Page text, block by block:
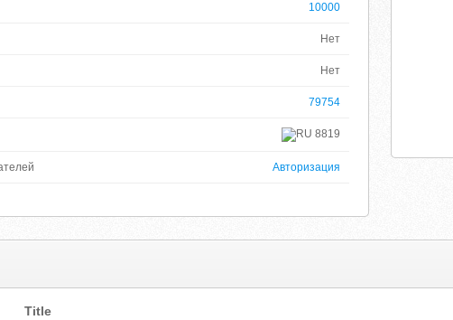
10000
Нет
Нет
79754
8819
Авторизация
Title